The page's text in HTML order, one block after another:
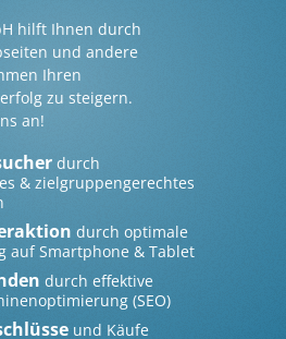
hilft Ihnen durch
und andere
Ihren
zu steigern.
an!
durch
& zielgruppengerechtes
durch optimale
auf Smartphone & Tablet
durch effektive
(SEO)
und Käufe